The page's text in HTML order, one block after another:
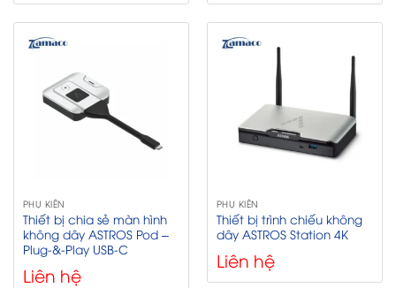
PHỤ KIỆN
Thiết bị chia sẻ màn hình
không dây ASTROS Pod –
Plug-&-Play USB-C
Liên hệ
PHỤ KIỆN
Thiết bị trình chiếu không
dây ASTROS Station 4K
Liên hệ